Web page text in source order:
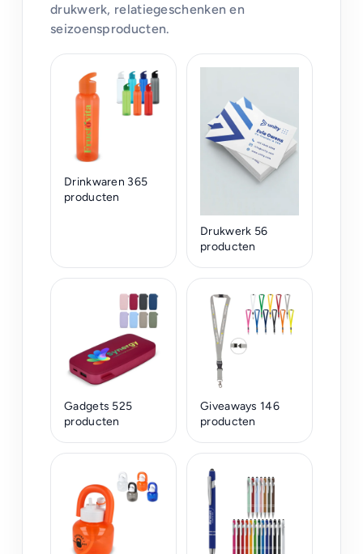
drukwerk, relatiegeschenken en
seizoensproducten.
Drinkwaren 365
producten
Drukwerk 56
producten
Gadgets 525
producten
Giveaways 146
producten